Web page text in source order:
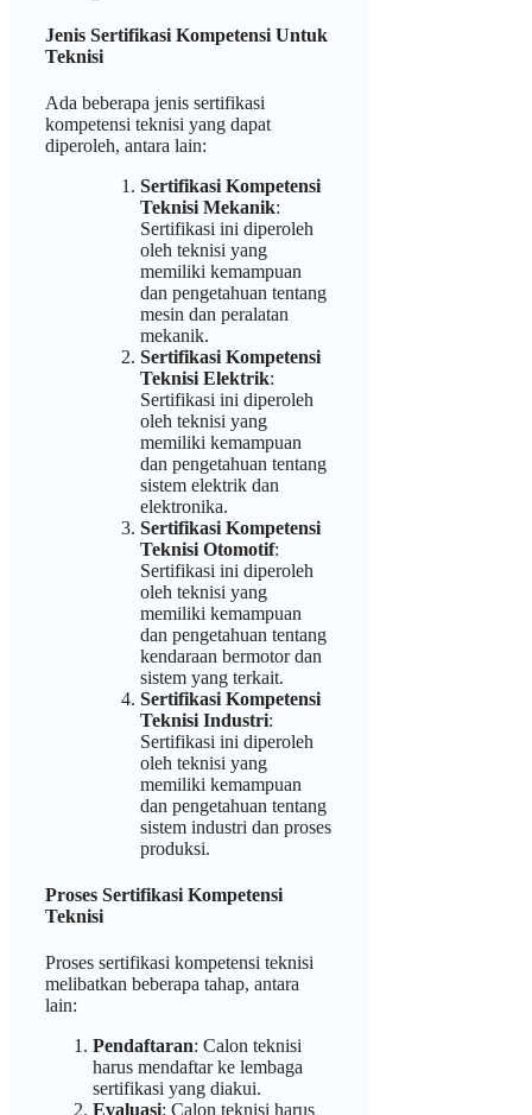
Jenis Sertifikasi Kompetensi Untuk
Teknisi
Ada beberapa jenis sertifikasi
kompetensi teknisi yang dapat
diperoleh, antara lain:
Sertifikasi Kompetensi
Teknisi Mekanik:
Sertifikasi ini diperoleh
oleh teknisi yang
memiliki kemampuan
dan pengetahuan tentang
mesin dan peralatan
mekanik.
Sertifikasi Kompetensi
Teknisi Elektrik:
Sertifikasi ini diperoleh
oleh teknisi yang
memiliki kemampuan
dan pengetahuan tentang
sistem elektrik dan
elektronika.
Sertifikasi Kompetensi
Teknisi Otomotif:
Sertifikasi ini diperoleh
oleh teknisi yang
memiliki kemampuan
dan pengetahuan tentang
kendaraan bermotor dan
sistem yang terkait.
Sertifikasi Kompetensi
Teknisi Industri:
Sertifikasi ini diperoleh
oleh teknisi yang
memiliki kemampuan
dan pengetahuan tentang
sistem industri dan proses
produksi.
Proses Sertifikasi Kompetensi
Teknisi
Proses sertifikasi kompetensi teknisi
melibatkan beberapa tahap, antara
lain:
Pendaftaran: Calon teknisi
harus mendaftar ke lembaga
sertifikasi yang diakui.
Evaluasi: Calon teknisi harus